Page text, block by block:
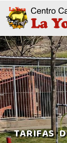
TARIFAS